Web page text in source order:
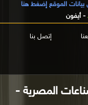
الموقع إضغط هنا
- أيفون
إتصل بنا
المصرية -